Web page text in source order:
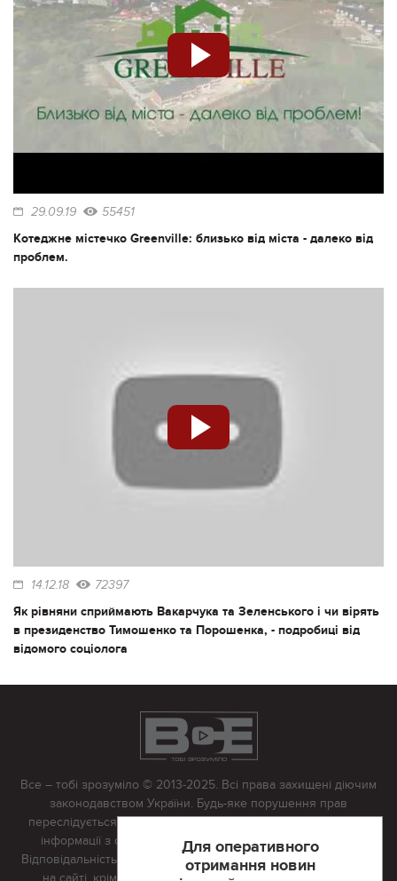
29.09.19 55451
Котеджне містечко Greenville: близько від міста - далеко від
проблем.
14.12.18 72397
Як рівняни сприймають Вакарчука та Зеленського і чи вірять
в президенство Тимошенко та Порошенка, - подробиці від
відомого соціолога
Для оперативного
отримання новин
Все – тобі зрозуміло © 2013-2025. Всі права захищені діючим
законодавством України. Будь-яке порушення прав
переслідується в судовому порядку. Будь-яке відтворення
інформації з сайту тільки з письмово дозволу редакції.
Відповідальність за достовірність усіх матеріалів, розміщених
на сайті, крім матеріалів, які містять посилання на інші